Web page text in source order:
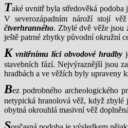
Také uvnitř byla středověká podoba
V severozápadním nároží stojí věž
čtverhranného. Zbylé dvě věže jsou
ještě patrné zbytky původní okružní
K vnitřnímu líci obvodové hradby
stavebních fází. Nejvýraznější jsou
hradbách a ve věžích byly upraveny
Bez podrobného archeologického
netypická hranolová věž, když zbylé
obytná okrouhlá masivní věž